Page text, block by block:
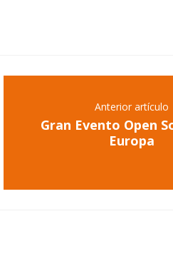
Anterior artículo
Gran Evento Open
Europa